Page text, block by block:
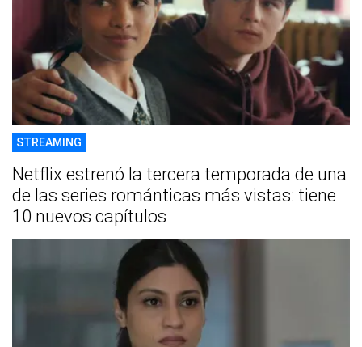
STREAMING
Netflix estrenó la tercera temporada de una
de las series románticas más vistas: tiene
10 nuevos capítulos